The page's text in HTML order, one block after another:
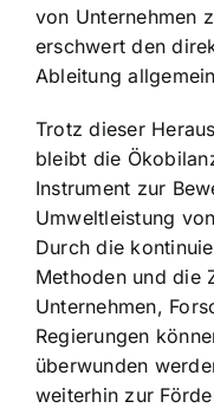
von Unternehmen
erschwert den
Ableitung
Trotz dieser
bleibt die
Instrument zur
Umweltleistung
Durch die
Methoden und die
Unternehmen,
Regierungen
überwunden
weiterhin zur